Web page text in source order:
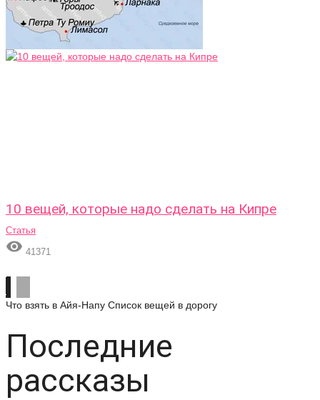
10 вещей, которые надо сделать на Кипре
Статья
 41371
Что взять в Айя-Напу Список вещей в дорогу
Последние
рассказы